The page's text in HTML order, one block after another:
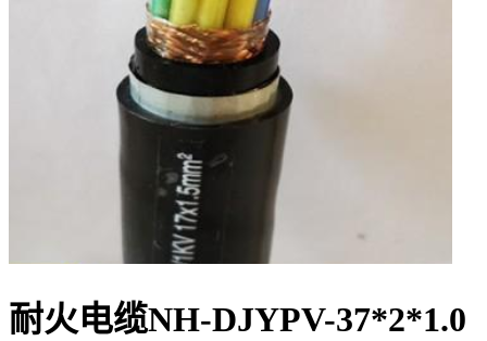
耐火电缆NH-DJYPV-37*2*1.0